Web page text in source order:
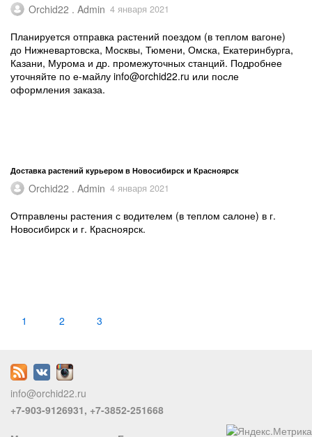
Orchid22 . Admin 4 января 2021
Планируется отправка растений поездом (в теплом вагоне)
до Нижневартовска, Москвы, Тюмени, Омска, Екатеринбурга,
Казани, Мурома и др. промежуточных станций. Подробнее
уточняйте по е-майлу info@orchid22.ru или после
оформления заказа.
Доставка растений курьером в Новосибирск и Красноярск
Orchid22 . Admin 4 января 2021
Отправлены растения с водителем (в теплом салоне) в г.
Новосибирск и г. Красноярск.
1 2 3
info@orchid22.ru
+7-903-9126931, +7-3852-251668